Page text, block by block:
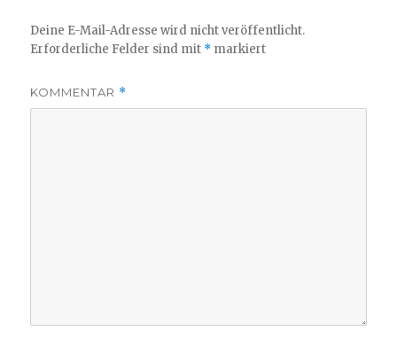
Deine E-Mail-Adresse wird nicht veröffentlicht.
Erforderliche Felder sind mit * markiert
KOMMENTAR *